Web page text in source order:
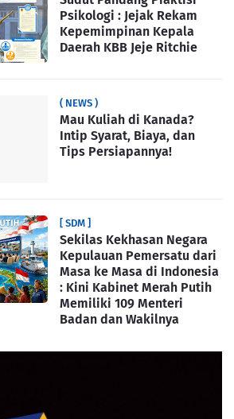
Psikologi : Jejak Rekam
Kepemimpinan Kepala
Daerah KBB Jeje Ritchie
( NEWS )
Mau Kuliah di Kanada?
Intip Syarat, Biaya, dan
Tips Persiapannya!
[ SDM ]
Sekilas Kekhasan Negara
Kepulauan Pemersatu dari
Masa ke Masa di Indonesia
: Kini Kabinet Merah Putih
Memiliki 109 Menteri
Badan dan Wakilnya